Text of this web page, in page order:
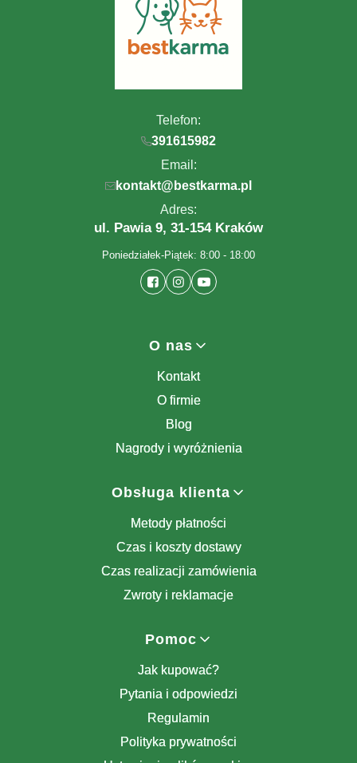
Telefon:
391615982
Email:
kontakt@bestkarma.pl
Adres:
ul. Pawia 9, 31-154 Kraków
Poniedziałek-Piątek: 8:00 - 18:00
O nas
Kontakt
O firmie
Blog
Nagrody i wyróżnienia
Obsługa klienta
Metody płatności
Czas i koszty dostawy
Czas realizacji zamówienia
Zwroty i reklamacje
Pomoc
Jak kupować?
Pytania i odpowiedzi
Regulamin
Polityka prywatności